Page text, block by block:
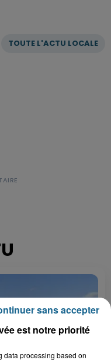
TOUTE L'ACTU LOCALE
est notre priorité
data processing based on
sans accepter